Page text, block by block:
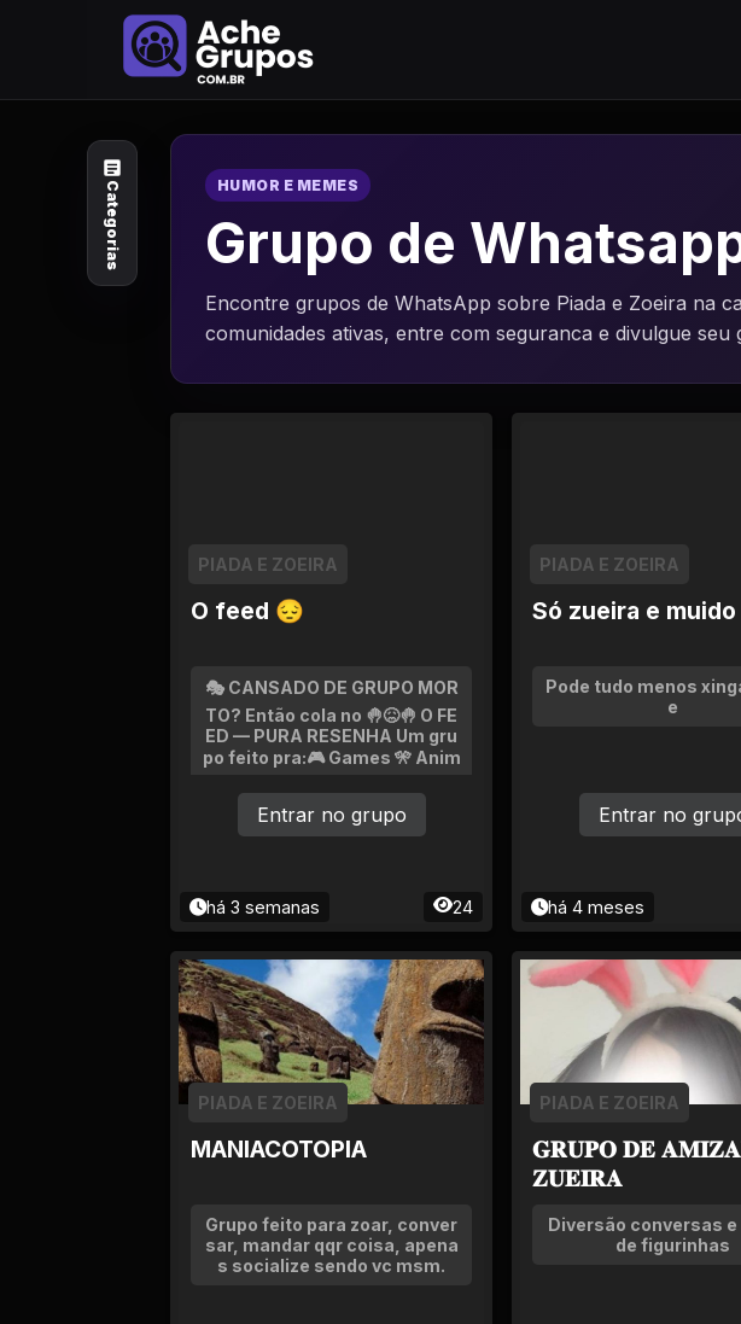
Explore por
assunto
Animais e Natureza
Arte e Design
Auto e Motocicleta
Comida e Culinária
Construção e
Cultura e Eventos
Promoções
Economia e Finanças
Educação
Empregos e Vagas
Entretenimento
Categorias HUMOR E MEMES
Grupo de
Encontre grupos de WhatsApp sobre Piada e Zoeira na
comunidades ativas, entre com seguranca e divulgue
O feed 😔
PIADA E ZOEIRA
🎭 CANSADO DE GRUPO MOR
TO? Então cola no 🤚😖🤚 O FE
ED — PURA RESENHA Um gru
po feito pra:🎮 Games 🎌 Anim
es aleatórios 😂 Memes e res
enha 👥 Fazer amizade sem aq
el, humor, papo nerd e gente a
tiva. 🚫 Sem preconceito 🚫 Se
m treta sem motivo 🚫 Sem tr
ansformar o grupo em conteú
do +18 📩 Safadeza? Só na DM
KKK Se você gosta de zoeira,
cultura pop e conversar sem
parecer um cemitério de men
sagens... Tu já tem lugar gara
ntido 😎🔥
há 3 semanas 24
Entrar no grupo
Só zueira e
PIADA E ZOEIRA
Pode tudo menos
e
há 4 meses
Entrar no
MANIACOTOPIA
PIADA E ZOEIRA
Grupo feito para zoar, conver
sar, mandar qqr coisa, apena
s socialize sendo vc msm.
𝐆𝐑𝐔𝐏𝐎 𝐃𝐄
𝐙𝐔𝐄𝐈𝐑𝐀
PIADA E ZOEIRA
Diversão conversas
de figurinhas